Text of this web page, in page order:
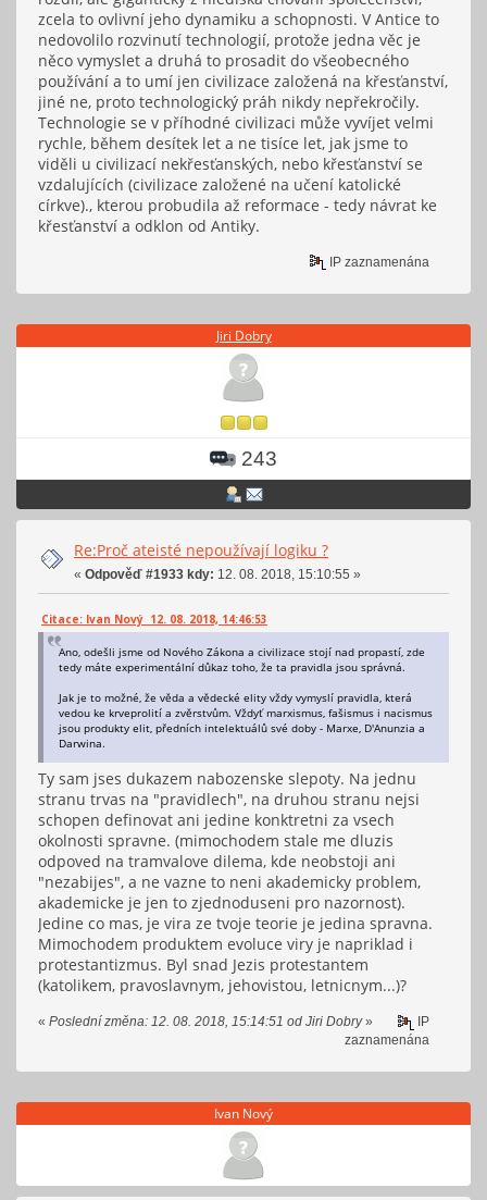
zcela to ovlivní jeho dynamiku a schopnosti. V Antice to
nedovolilo rozvinutí technologií, protože jedna věc je
něco vymyslet a druhá to prosadit do všeobecného
používání a to umí jen civilizace založená na křesťanství,
jiné ne, proto technologický práh nikdy nepřekročily.
Technologie se v příhodné civilizaci může vyvíjet velmi
rychle, během desítek let a ne tisíce let, jak jsme to
viděli u civilizací nekřesťanských, nebo křesťanství se
vzdalujících (civilizace založené na učení katolické
církve)., kterou probudila až reformace - tedy návrat ke
křesťanství a odklon od Antiky.
IP zaznamenána
Jiri Dobry
243
Re:Proč ateisté nepoužívají logiku ?
« Odpověď #1933 kdy: 12. 08. 2018, 15:10:55 »
Citace: Ivan Nový 12. 08. 2018, 14:46:53
Ano, odešli jsme od Nového Zákona a civilizace stojí nad propastí, zde
tedy máte experimentální důkaz toho, že ta pravidla jsou správná.
Jak je to možné, že věda a vědecké elity vždy vymyslí pravidla, která
vedou ke krveprolití a zvěrstvům. Vždyť marxismus, fašismus i nacismus
jsou produkty elit, předních intelektuálů své doby - Marxe, D'Anunzia a
Darwina.
Ty sam jses dukazem nabozenske slepoty. Na jednu
stranu trvas na "pravidlech", na druhou stranu nejsi
schopen definovat ani jedine konktretni za vsech
okolnosti spravne. (mimochodem stale me dluzis
odpoved na tramvalove dilema, kde neobstoji ani
"nezabijes", a ne vazne to neni akademicky problem,
akademicke je jen to zjednoduseni pro nazornost).
Jedine co mas, je vira ze tvoje teorie je jedina spravna.
Mimochodem produktem evoluce viry je napriklad i
protestantizmus. Byl snad Jezis protestantem
(katolikem, pravoslavnym, jehovistou, letnicnym...)?
« Poslední změna: 12. 08. 2018, 15:14:51 od Jiri Dobry»
IP
zaznamenána
Ivan Nový